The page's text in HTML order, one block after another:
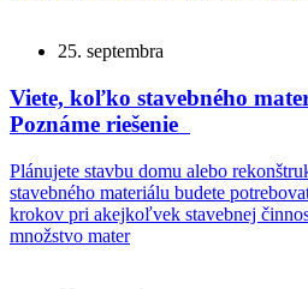
25. septembra
Viete, koľko stavebného
Poznáme riešenie
Plánujete stavbu domu alebo
stavebného materiálu budete
krokov pri akejkoľvek stavebnej
množstvo mater